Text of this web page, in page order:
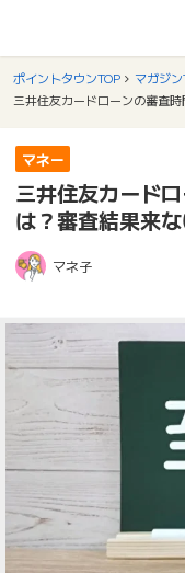
ポイントタウンTOP マガジン
マネー
三井住友カード
は？審査結果来
マネ子